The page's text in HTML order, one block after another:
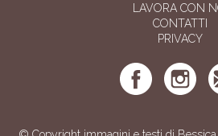
LAVORA CON
CONTATTI
PRIVACY